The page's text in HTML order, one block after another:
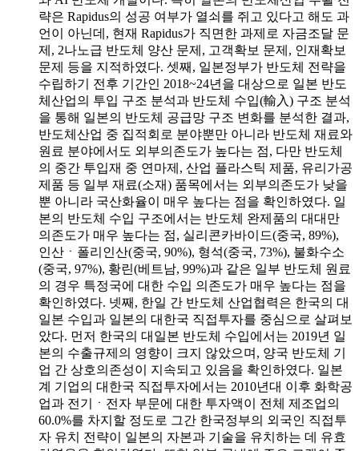
략은 Rapidus의 성공 여부가 열쇠를 쥐고 있다고 해도 과
언이 아닌데, 현재 Rapidus가 직면한 과제로 자금조달 문
제, 2나노급 반도체 양산 문제, 고객확보 문제, 인재확보
문제 등을 지적하였다. 셋째, 일본정부가 반도체 전략을
수립하기 전후 기간인 2018~24년을 대상으로 일본 반도
체산업의 투입 구조 분석과 반도체 수입(輸入) 구조 분석
을 통해 일본의 반도체 공급망 구조 변화를 분석한 결과,
반도체산업 중 집적회로 분야뿐만 아니라 반도체 재료와
원료 분야에서도 외부의존도가 높다는 점, 다만 반도체
의 중간 투입재 중 연마제, 산업 플라스틱 제품, 유리가공
제품 등 일부 재료(소재) 품목에서는 외부의존도가 낮을
뿐 아니라 국산화율이 매우 높다는 점을 확인하였다. 일
본의 반도체 수입 구조에서는 반도체 완제품의 대대만
의존도가 매우 높다는 점, 실리콘카바이드(중국, 89%),
인산ㆍ폴리인산(중국, 90%), 형석(중국, 73%), 불화수소
(중국, 97%), 황린(베트남, 99%)과 같은 일부 반도체 원료
의 경우 특정국에 대한 수입 의존도가 매우 높다는 점을
확인하였다. 넷째, 한일 간 반도체 산업협력은 한국의 대
일본 수입과 일본의 대한국 직접투자를 중심으로 살펴보
았다. 먼저 한국의 대일본 반도체 수입에서는 2019년 일
본의 수출규제의 영향이 크지 않았으며, 양국 반도체 기
업 간 상호의존성이 지속되고 있음을 확인하였다. 일본
계 기업의 대한국 직접투자에서는 2010년대 이후 화학공
업과 전기ㆍ전자 부문에 대한 투자액이 전체 제조업의
60.0%를 차지할 정도로 그간 한국정부의 외국인 직접투
자 유치 전략이 일본의 자본과 기술을 유치하는 데 유효